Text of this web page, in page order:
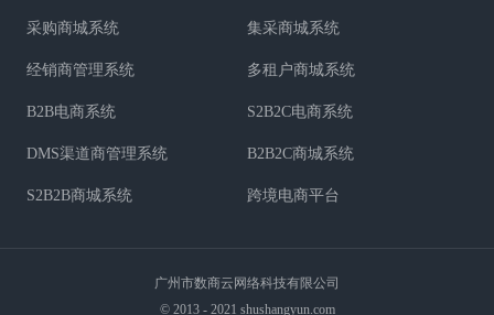
采购商城系统 集采商城系统
经销商管理系统 多租户商城系统
B2B电商系统 S2B2C电商系统
DMS渠道商管理系统 B2B2C商城系统
S2B2B商城系统 跨境电商平台
广州市数商云网络科技有限公司
© 2013 - 2021 shushangyun.com